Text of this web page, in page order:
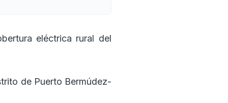
eléctrica rural del
de Puerto Bermúdez-